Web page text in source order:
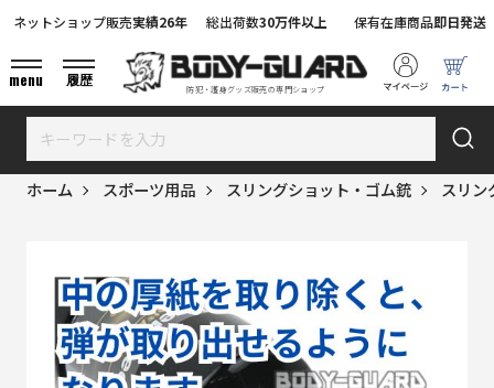
防犯・護身グッズ販売の専門ショップ
ネットショップ販売実績26年 総出荷数30万件以上 保有在庫商品即日発送
menu 履歴
ホーム スポーツ用品 スリングショット・ゴム銃 スリン